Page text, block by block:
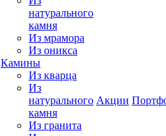
натурального
камня
Из мрамора
Из оникса
Камины
Из кварца
Из
натурального
камня
Из гранита
Акции